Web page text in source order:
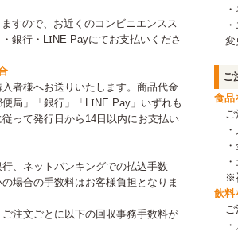
すので、お近くのコンビニエンスス
銀行・LINE Payにてお支払いくださ
者様へお送りいたします。商品代金
局」「銀行」「LINE Pay」いずれも
って発行日から14日以内にお支払い
、ネットバンキングでの払込手数
場合の手数料はお客様負担となりま
注文ごとに以下の回収事務手数料が
変
ご
食品
ご
※
飲料
ご